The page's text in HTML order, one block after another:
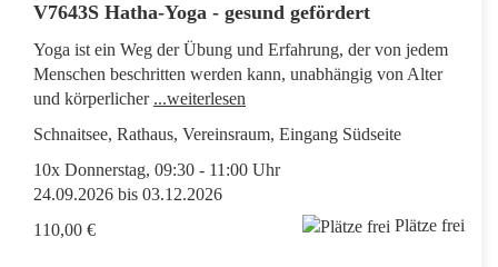
V7643S Hatha-Yoga - gesund gefördert
Yoga ist ein Weg der Übung und Erfahrung, der von jedem
Menschen beschritten werden kann, unabhängig von Alter
und körperlicher ...weiterlesen
Schnaitsee, Rathaus, Vereinsraum, Eingang Südseite
10x Donnerstag, 09:30 - 11:00 Uhr
24.09.2026 bis 03.12.2026
110,00 €
Plätze frei